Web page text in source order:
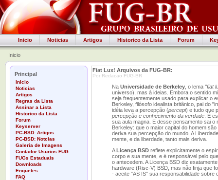
Inicio Noticias Artigos Historico da Lista Forum
Inicio
Principal
Inicio
Noticias
Artigos
Regras da Lista
Assinar a Lista
Historico da Lista
Forum
Keyserver
PC-BSD: Artigos
PC-BSD: Notcias
Galeria de Imagens
Contador Usurios FUG
FUGs Estaduais
Downloads
Enquetes
FAQ
Fiat Lux! Arquivos da FUG-BR:
Por Redacao FUG-BR
Na Universidade de Berkeley , o lema "fiat
universo), mas à ideias. Embora o sentido
seja frequentemente usado para explicar o
Berkeley, filósofo idealista britânico, pai do
idéia leva a percepção (percepi) e tudo que
percepção e conhecimento da verdade . É
sua aula magna. E desse pensamento sai
Berkeley: que o maior capital do homem
deriva sua percepção do mundo. A
mente, e da liberdade, tanto mais deriva.
ALicença BSD reflete explicitamente o
corpo e sua mente, e é responsável pelo
o antecedem. A Licença BSD diz
hardware (Risc-V) BSD, mas não finja que
- aceite "AS IS" sua responsabilidade sobre